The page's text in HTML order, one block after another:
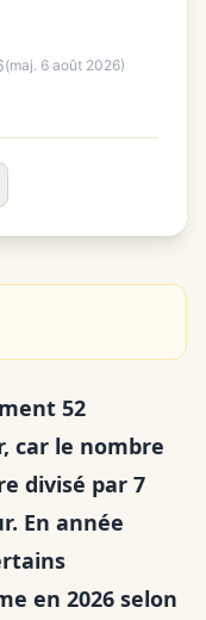
(maj. 6 août 2026)
52
car le nombre
divisé par 7
En année
en 2026 selon